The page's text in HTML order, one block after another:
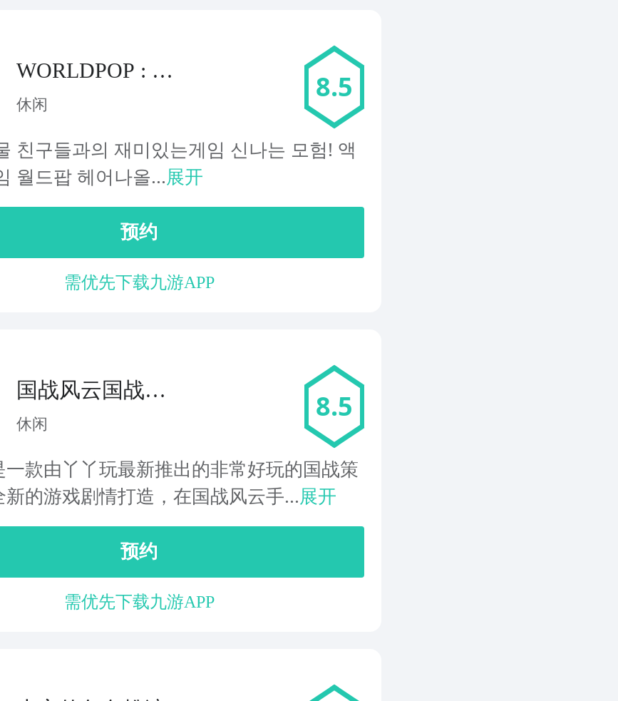
WORLDPOP : 消
除类游戏
休闲
8.5
친구들과의 재미있는게임 신나는 모험! 액
월드팝 헤어나올...展开
预约
需优先下载九游APP
国战风云国战
mmo
休闲
8.5
一款由丫丫玩最新推出的非常好玩的国战策
的游戏剧情打造，在国战风云手...展开
预约
需优先下载九游APP